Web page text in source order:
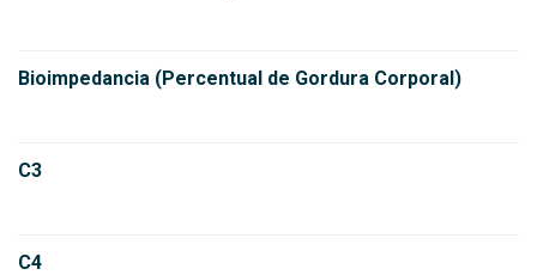
Bioimpedancia (Percentual de Gordura Corporal)
C3
C4